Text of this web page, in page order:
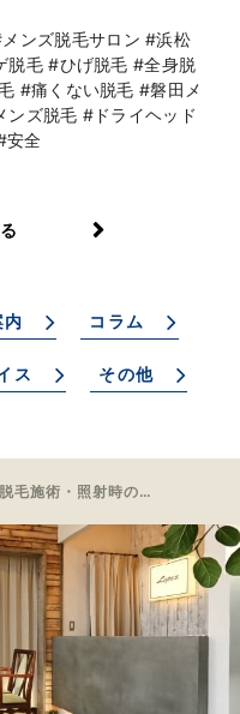
ンズ脱毛サロン #浜松
脱毛 #ひげ脱毛 #全身脱
#痛くない脱毛 #磐田メ
ンズ脱毛 #ドライヘッド
安全
内 コラム
ス その他
脱毛施術・照射時の細かな声掛け